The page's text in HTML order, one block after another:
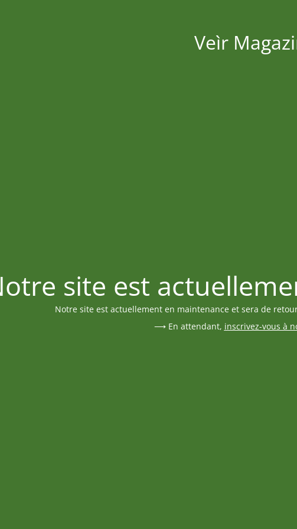
Veìr
site est
Notre site est actuellement en maintenance et sera de
⟶ En attendant, inscrivez-vous à